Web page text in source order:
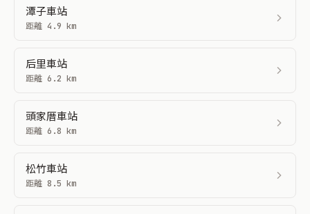
潭子車站
距離 4.9 km
后里車站
距離 6.2 km
頭家厝車站
距離 6.8 km
松竹車站
距離 8.5 km